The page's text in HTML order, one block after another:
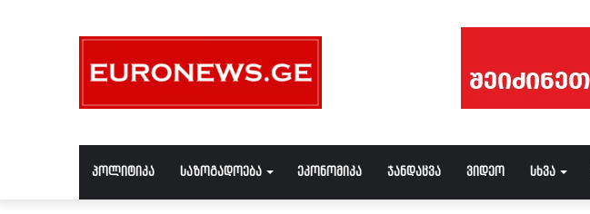
პოლიტიკა საზოგადოება ეკონომიკა ჯანდაცვა ვიდეო სხვა